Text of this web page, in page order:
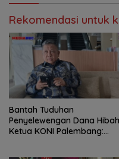
Rekomendasi untuk
Bantah Tuduhan
Penyelewengan Dana
Ketua KONI Palembang: